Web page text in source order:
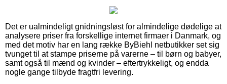
Det er ualmindeligt gnidningsløst for almindelige dødelige at
analysere priser fra forskellige internet firmaer i Danmark, og
med det motiv har en lang række ByBiehl netbutikker set sig
tvunget til at stampe priserne på varerne – til børn og babyer,
samt også til mænd og kvinder – eftertrykkeligt, og endda
nogle gange tilbyde fragtfri levering.